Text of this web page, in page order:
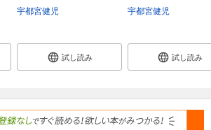
宇都宮健児
試し読み
宇都宮健児
試し読み